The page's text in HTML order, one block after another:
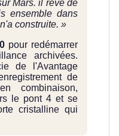
Mars. il rêve de
ensemble dans
construite. »
pour redémarrer
archivées.
de l'Avantage
de
combinaison,
le pont 4 et se
cristalline qui